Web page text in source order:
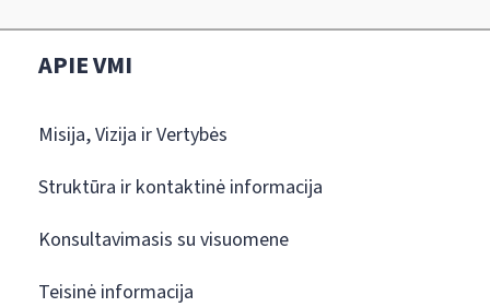
APIE VMI
Misija, Vizija ir Vertybės
Struktūra ir kontaktinė informacija
Konsultavimasis su visuomene
Teisinė informacija